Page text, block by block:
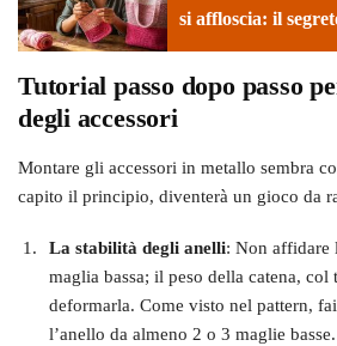
si affloscia: il
Tutorial passo dopo passo
degli accessori
Montare gli accessori in metallo sembra
capito il principio, diventerà un gioco da
La stabilità degli anelli: Non affidare
maglia bassa; il peso della catena, col
deformarla. Come visto nel pattern,
l’anello da almeno 2 o 3 maglie